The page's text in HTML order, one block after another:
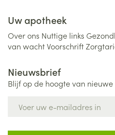
Uw apotheek
Over ons Nuttige links
van wachtVoorschrift
Nieuwsbrief
Blijf op de hoogte van